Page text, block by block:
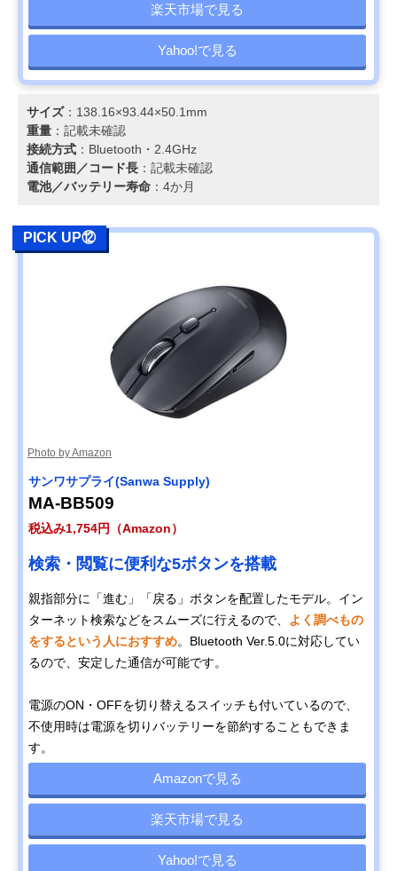
楽天市場で見る
Yahoo!で見る
サイズ：138.16×93.44×50.1mm
重量 ：記載未確認
接続方式 ：Bluetooth・2.4GHz
通信範囲／コード長 ：記載未確認
電池／バッテリー寿命 ：4か月
PICK UP⑫
Photo by Amazon
サンワサプライ(Sanwa Supply)
MA-BB509
税込み1,754円（Amazon）
検索・閲覧に便利な5ボタンを搭載
親指部分に「進む」「戻る」ボタンを配置したモデル。イン
ターネット検索などをスムーズに行えるので、
よく調べもの
をするという人におすすめ。Bluetooth Ver.5.0に対応してい
るので、安定した通信が可能です。
電源のON・OFFを切り替えるスイッチも付いているので、
不使用時は電源を切りバッテリーを節約することもできま
す。
Amazonで見る
楽天市場で見る
Yahoo!で見る